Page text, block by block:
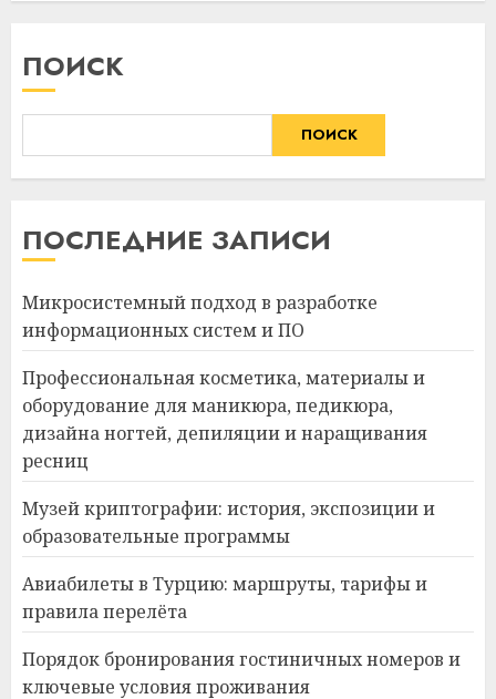
ПОИСК
ПОИСК
ПОСЛЕДНИЕ ЗАПИСИ
Микросистемный подход в разработке
информационных систем и ПО
Профессиональная косметика, материалы и
оборудование для маникюра, педикюра,
дизайна ногтей, депиляции и наращивания
ресниц
Музей криптографии: история, экспозиции и
образовательные программы
Авиабилеты в Турцию: маршруты, тарифы и
правила перелёта
Порядок бронирования гостиничных номеров и
ключевые условия проживания